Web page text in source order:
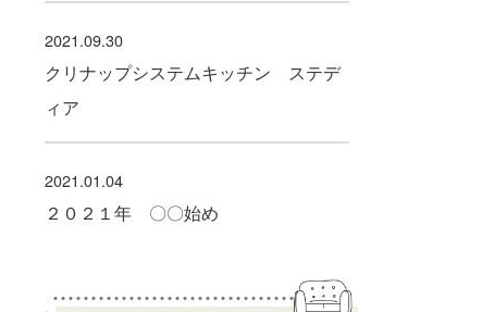
2021.09.30
クリナップシステムキッチン ステデ
ィア
2021.01.04
２０２１年 〇〇始め